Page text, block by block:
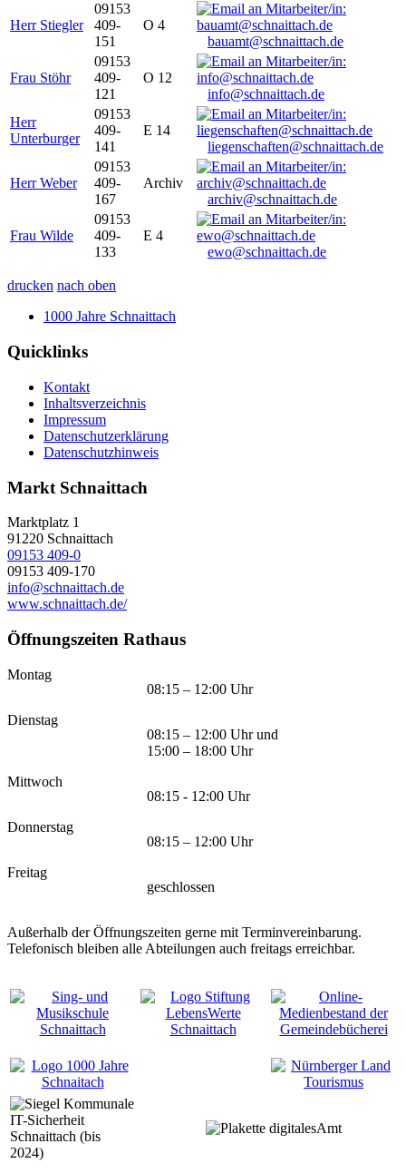
Herr Stiegler
09153
409-
151
O 4
bauamt@schnaittach.de
Frau Stöhr
09153
409-
121
O 12
info@schnaittach.de
Herr
Unterburger
09153
409-
141
E 14
liegenschaften@schnaittach.de
Herr Weber
09153
409-
167
Archiv
archiv@schnaittach.de
Frau Wilde
09153
409-
133
E 4
ewo@schnaittach.de
drucken nach oben
1000 Jahre Schnaittach
Quicklinks
Kontakt
Inhaltsverzeichnis
Impressum
Datenschutzerklärung
Datenschutzhinweis
Markt Schnaittach
Marktplatz 1
91220 Schnaittach
09153 409-0
09153 409-170
info@schnaittach.de
www.schnaittach.de/
Öffnungszeiten Rathaus
Montag
08:15 – 12:00 Uhr
Dienstag
08:15 – 12:00 Uhr und
15:00 – 18:00 Uhr
Mittwoch
08:15 - 12:00 Uhr
Donnerstag
08:15 – 12:00 Uhr
Freitag
geschlossen
Außerhalb der Öffnungszeiten gerne mit Terminvereinbarung.
Telefonisch bleiben alle Abteilungen auch freitags erreichbar.